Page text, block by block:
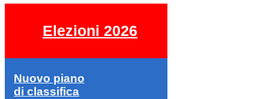
Elezioni 2026
Nuovo piano
di classifica